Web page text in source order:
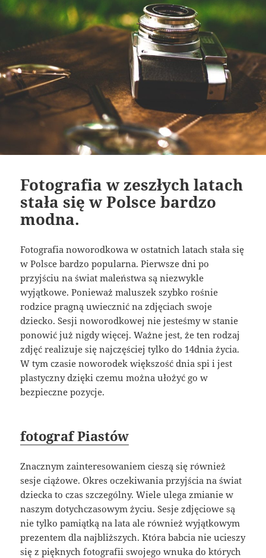
Fotografia w zeszłych latach
stała się w Polsce bardzo
modna.
Fotografia noworodkowa w ostatnich latach stała się
w Polsce bardzo popularna. Pierwsze dni po
przyjściu na świat maleństwa są niezwykle
wyjątkowe. Ponieważ maluszek szybko rośnie
rodzice pragną uwiecznić na zdjęciach swoje
dziecko. Sesji noworodkowej nie jesteśmy w stanie
ponowić już nigdy więcej. Ważne jest, że ten rodzaj
zdjęć realizuje się najczęściej tylko do 14dnia życia.
W tym czasie noworodek większość dnia spi i jest
plastyczny dzięki czemu można ułożyć go w
bezpieczne pozycje.
fotograf Piastów
Znacznym zainteresowaniem cieszą się również
sesje ciążowe. Okres oczekiwania przyjścia na świat
dziecka to czas szczególny. Wiele ulega zmianie w
naszym dotychczasowym życiu. Sesje zdjęciowe są
nie tylko pamiątką na lata ale również wyjątkowym
prezentem dla najbliższych. Która babcia nie ucieszy
się z pięknych fotografii swojego wnuka do których